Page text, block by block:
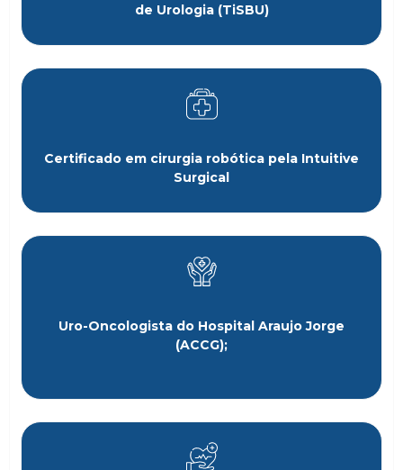
de Urologia (TiSBU)
Certificado em cirurgia robótica pela Intuitive
Surgical
Uro-Oncologista do Hospital Araujo Jorge
(ACCG);